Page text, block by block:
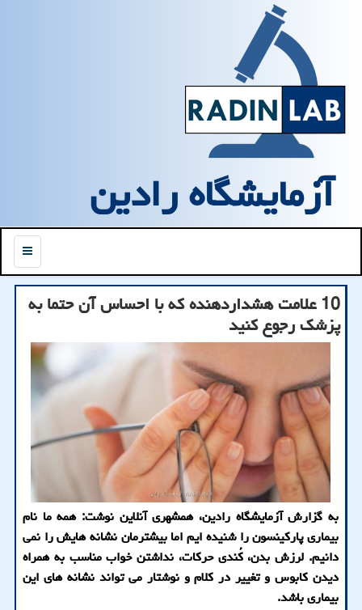
آزمایشگاه رادین
منو
10 علامت هشداردهنده که با احساس آن حتما به
پزشک رجوع کنید
به گزارش آزمایشگاه رادین، همشهری آنلاین نوشت: همه ما نام
بیماری پارکینسون را شنیده ایم اما بیشترمان نشانه هایش را نمی
دانیم. لرزش بدن، کُندی حرکات، نداشتن خواب مناسب به همراه
دیدن کابوس و تغییر در کلام و نوشتار می تواند نشانه های این
بیماری باشد.